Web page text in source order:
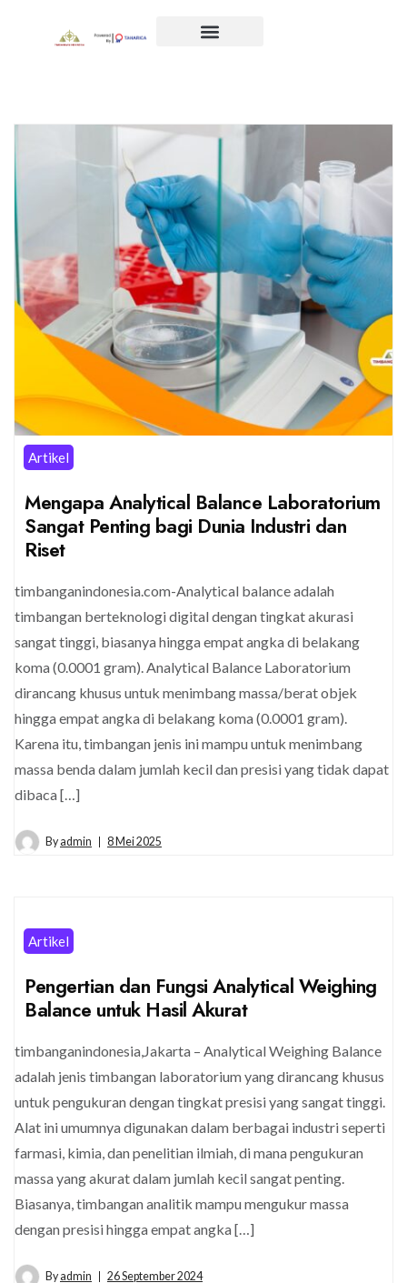
Artikel
Mengapa Analytical Balance Laboratorium
Sangat Penting bagi Dunia Industri dan
Riset
timbanganindonesia.com-Analytical balance adalah
timbangan berteknologi digital dengan tingkat akurasi
sangat tinggi, biasanya hingga empat angka di belakang
koma (0.0001 gram). Analytical Balance Laboratorium
dirancang khusus untuk menimbang massa/berat objek
hingga empat angka di belakang koma (0.0001 gram).
Karena itu, timbangan jenis ini mampu untuk menimbang
massa benda dalam jumlah kecil dan presisi yang tidak dapat
dibaca […]
By admin 8 Mei 2025
Artikel
Pengertian dan Fungsi Analytical Weighing
Balance untuk Hasil Akurat
timbanganindonesia,Jakarta – Analytical Weighing Balance
adalah jenis timbangan laboratorium yang dirancang khusus
untuk pengukuran dengan tingkat presisi yang sangat tinggi.
Alat ini umumnya digunakan dalam berbagai industri seperti
farmasi, kimia, dan penelitian ilmiah, di mana pengukuran
massa yang akurat dalam jumlah kecil sangat penting.
Biasanya, timbangan analitik mampu mengukur massa
dengan presisi hingga empat angka […]
By admin 26 September 2024